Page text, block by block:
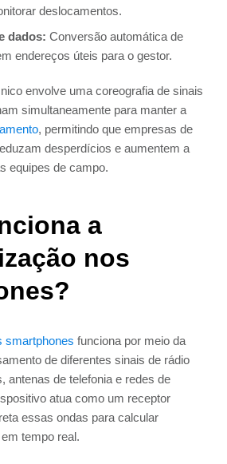
deslocamentos.
dados: Conversão automática de
endereços úteis para o gestor.
envolve uma coreografia de sinais
simultaneamente para manter a
, permitindo que empresas de
desperdícios e aumentem a
equipes de campo.
a
nos
smartphones funciona por meio da
de diferentes sinais de rádio
antenas de telefonia e redes de
atua como um receptor
essas ondas para calcular
tempo real.